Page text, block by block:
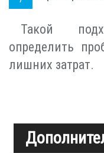
Такой
определить
лишних затрат.